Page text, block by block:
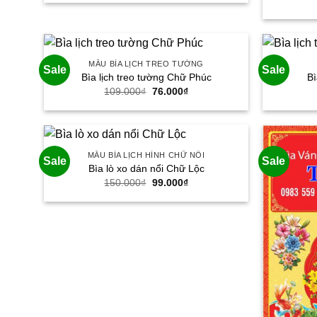
là:
tại
Sale MẪU BÌA LỊCH TREO TƯỜNG
Bìa lịch treo tường Chữ Phúc
109.000₫ Giá
là:
76.000₫Giá
tại
Sale
Sale MẪU BÌA LỊCH HÌNH CHỮ NỔI
Bìa lò xo dán nổi Chữ Lộc
150.000₫ Giá
là:
99.000₫Giá
tại
Sale